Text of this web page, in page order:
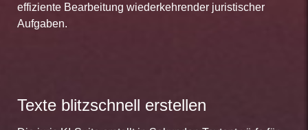
effiziente Bearbeitung wiederkehrender juristischer
Aufgaben.
Texte blitzschnell erstellen